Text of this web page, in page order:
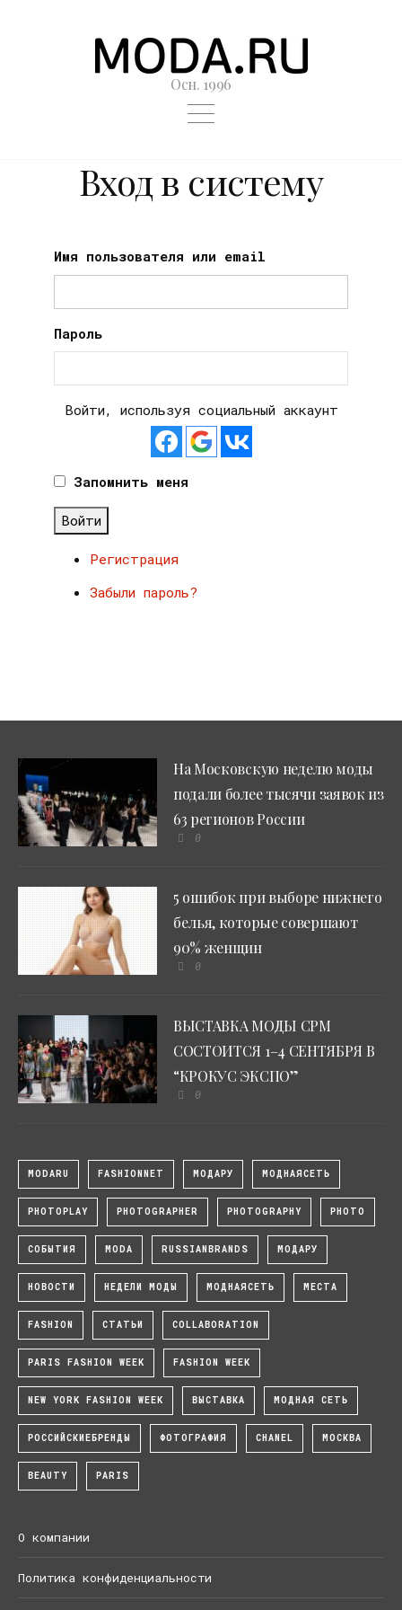
Осн. 1996
Вход в систему
Имя пользователя или email
Пароль
Войти, используя социальный аккаунт
Запомнить меня
Войти
Регистрация
Забыли пароль?
На Московскую неделю моды
подали более тысячи заявок из
63 регионов России
0
5 ошибок при выборе нижнего
белья, которые совершают
90% женщин
0
ВЫСТАВКА МОДЫ CPM
СОСТОИТСЯ 1–4 СЕНТЯБРЯ В
“КРОКУС ЭКСПО”
0
MODARU FASHIONNET МОДАРУ МОДНАЯСЕТЬ
PHOTOPLAY PHOTOGRAPHER PHOTOGRAPHY PHOTO
СОБЫТИЯ MODA RUSSIANBRANDS МОДАРУ
НОВОСТИ НЕДЕЛИ МОДЫ МОДНАЯСЕТЬ МЕСТА
FASHION СТАТЬИ COLLABORATION
PARIS FASHION WEEK FASHION WEEK
NEW YORK FASHION WEEK ВЫСТАВКА МОДНАЯ СЕТЬ
РОССИЙСКИЕБРЕНДЫ ФОТОГРАФИЯ CHANEL МОСКВА
BEAUTY PARIS
О компании
Политика конфиденциальности